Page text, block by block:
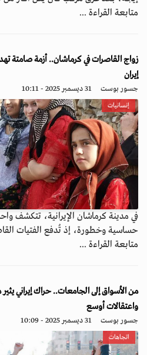
متابعة القراءة ...
زواج القاصرات في كرماشان.. أزمة صامتة
إيران
جسور بوست 31 ديسمبر 2025 - 10:11
إنسانيات
في مدينة كرماشان الإيرانية، تتكشف
حساسية وخطورة، إذ تُدفع الفتيات
متابعة القراءة ...
من الأسواق إلى الجامعات.. حراك إيراني
واعتقالات أوسع
جسور بوست 31 ديسمبر 2025 - 10:09
اتجاهات